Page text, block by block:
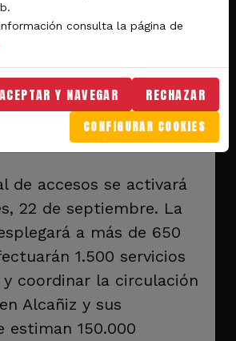
Civil efectuará
para velar
y la
del Gran Premio
de accesos se activará
22 de septiembre. La
a más de 650
1.500 servicios
coordinar la circulación
Alcañiz y sus
estiman 150.000
consulta la página de
ACEPTAR Y NAVEGAR RECHAZAR
CONFIGURAR COOKIES